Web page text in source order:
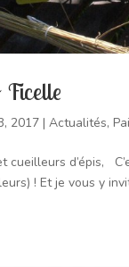
Ficelle
2017 |Actualités,
cueilleurs d’épis,
! Et je vous y